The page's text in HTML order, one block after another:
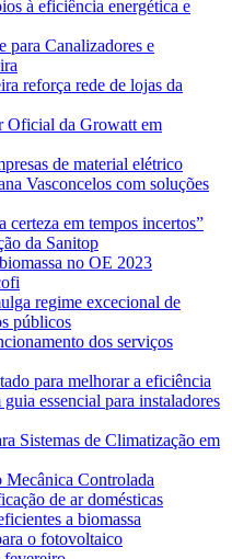
à eficiência energética e
para Canalizadores e
reforça rede de lojas da
Oficial da Growatt em
de material elétrico
Vasconcelos com soluções
certeza em tempos incertos”
da Sanitop
no OE 2023
regime excecional de
públicos
dos serviços
para melhorar a eficiência
essencial para instaladores
Sistemas de Climatização em
Mecânica Controlada
de ar domésticas
a biomassa
o fotovoltaico